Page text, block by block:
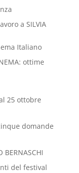
a SILVIA
Italiano
ottime
25 ottobre
domande
del festival